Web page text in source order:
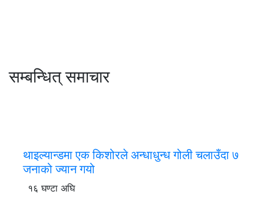
सम्बन्धित् समाचार
थाइल्यान्डमा एक किशोरले अन्धाधुन्ध गोली चलाउँदा ७
जनाको ज्यान गयो
१६ घण्टा अघि